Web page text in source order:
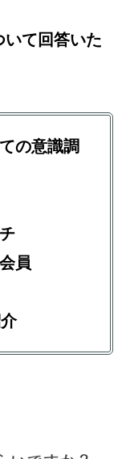
いて回答いた
の意識調
員